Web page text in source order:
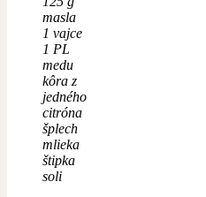
masla
1 vajce
1 PL
medu
kôra z
jedného
citróna
šplech
mlieka
štipka
soli